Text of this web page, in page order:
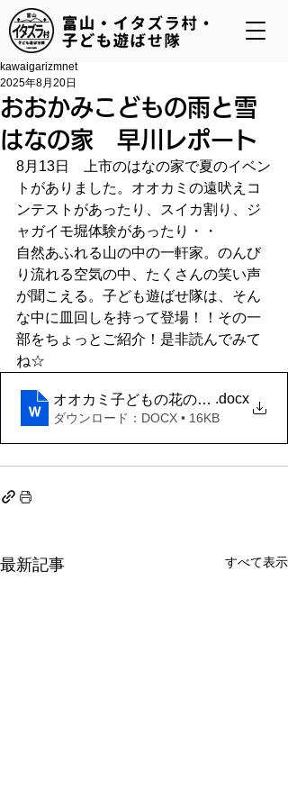
おおかみこどもの雨と雪
はなの家 早川レポート
kawaigarizmnet
2025年8月20日
8月13日　上市のはなの家で夏のイベン
トがありました。オオカミの遠吠えコ
ンテストがあったり、スイカ割り、ジ
ャガイモ堀体験があったり・・
自然あふれる山の中の一軒家。のんび
り流れる空気の中、たくさんの笑い声
が聞こえる。子ども遊ばせ隊は、そん
な中に皿回しを持って登場！！その一
部をちょっとご紹介！是非読んでみて
ね☆
オオカミ子どもの花の家で皿回し
.docx
ダウンロード：DOCX • 16KB
最新記事 すべて表示